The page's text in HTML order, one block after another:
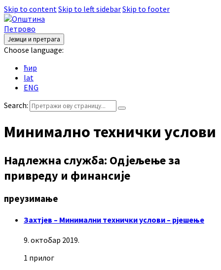
Skip to contentSkip to left sidebarSkip to footer
Језици и претрага
Choose language:
ћир
lat
ENG
Search:
Минимално технички услови
Надлежна служба: Одјељење за
привреду и финансије
преузимање
Захтјев – Минимални технички услови – рјешење
9. октобар 2019.
1 прилог